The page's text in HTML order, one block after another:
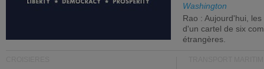
Washington
Rao : Aujourd'hui,
d'un cartel de six
étrangères.